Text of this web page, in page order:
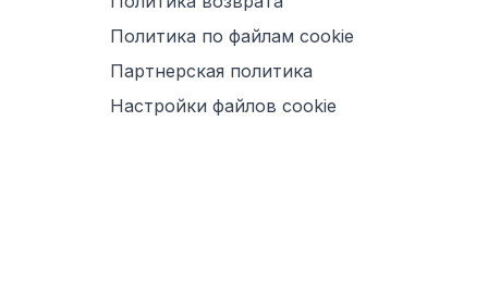
Политика по файлам cookie
Партнерская политика
Настройки файлов cookie